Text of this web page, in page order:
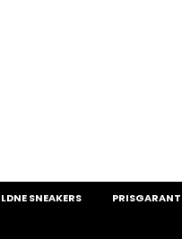
PRISGARANTI